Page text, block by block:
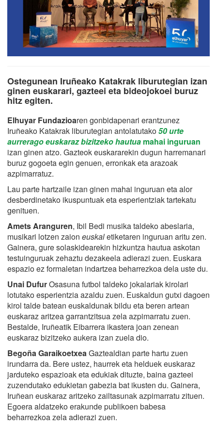
Ostegunean Iruñeako Katakrak liburutegian izan
ginen euskarari, gazteei eta bideojokoei buruz
hitz egiten.
Elhuyar Fundazioaren gonbidapenari erantzunez
Iruñeako Katakrak liburutegian antolatutako50 urte
aurrerago euskaraz bizitzeko hautua mahai inguruan
izan ginen atzo. Gazteok euskararekin dugun harremanari
buruz gogoeta egin genuen, erronkak eta arazoak
azpimarratuz.
Lau parte hartzaile izan ginen mahai inguruan eta alor
desberdinetako ikuspuntuak eta esperientziak tartekatu
genituen.
Amets Aranguren, Ibil Bedi musika taldeko abeslaria,
musikari lotzen zaion euskaletiketaren inguruan aritu zen.
Gainera, gure solaskidearekin hizkuntza hautua askotan
testuinguruak zehaztu dezakeela adierazi zuen. Euskara
espazio ez formaletan indartzea beharrezkoa dela uste du.
Unai DufurOsasuna futbol taldeko jokalariak kirolari
lotutako esperientzia azaldu zuen. Euskaldun gutxi dagoen
kirol talde batean euskaldunak bildu eta beren artean
euskaraz aritzea garrantzitsua zela azpimarratu zuen.
Bestalde, Iruñeatik Eibarrera ikastera joan zenean
euskaraz bizitzeko aukera izan zuela dio.
Begoña GaraikoetxeaGaztealdian parte hartu zuen
irundarra da. Bere ustez, haurrek eta helduek euskaraz
jarduteko espazioak eta edukiak dituzte, baina gazteei
zuzendutako edukietan gabezia bat ikusten du. Gainera,
Iruñean euskaraz aritzeko zailtasunak azpimarratu zituen.
Egoera aldatzeko erakunde publikoen babesa
beharrezkoa zela adierazi zuen.